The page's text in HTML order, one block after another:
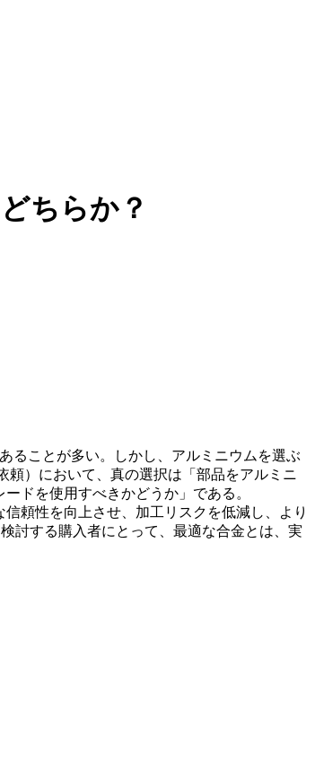
ちらか？
ることが多い。しかし、アルミニウムを選ぶ
頼）において、真の選択は「部品をアルミニ
ドを使用すべきかどうか」である。
頼性を向上させ、加工リスクを低減し、より
検討する購入者にとって、最適な合金とは、実